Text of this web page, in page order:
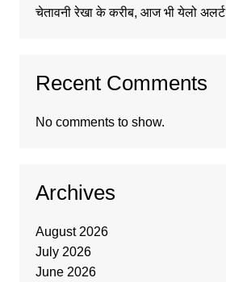
चेतावनी रेखा के करीब, आज भी येलो अलर्ट
Recent Comments
No comments to show.
Archives
August 2026
July 2026
June 2026